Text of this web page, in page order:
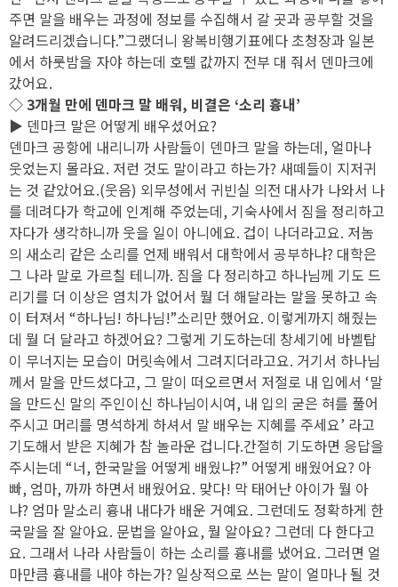
주면 말을 배우는 과정에 정보를 수집해서 갈 곳과 공부할 것을
알려드리겠습니다.”그랬더니 왕복비행기표에다 초청장과 일본
에서 하룻밤을 자야 하는데 호텔 값까지 전부 대 줘서 덴마크에
갔어요.
◇ 3개월 만에 덴마크 말 배워, 비결은 ‘소리 흉내’
▶ 덴마크 말은 어떻게 배우셨어요?
덴마크 공항에 내리니까 사람들이 덴마크 말을 하는데, 얼마나
웃었는지 몰라요. 저런 것도 말이라고 하는가? 새떼들이 지저귀
는 것 같았어요.(웃음) 외무성에서 귀빈실 의전 대사가 나와서 나
를 데려다가 학교에 인계해 주었는데, 기숙사에서 짐을 정리하고
자다가 생각하니까 웃을 일이 아니에요. 겁이 나더라고요. 저놈
의 새소리 같은 소리를 언제 배워서 대학에서 공부하냐? 대학은
그 나라 말로 가르칠 테니까. 짐을 다 정리하고 하나님께 기도 드
리기를 더 이상은 염치가 없어서 뭘 더 해달라는 말을 못하고 속
이 터져서 “하나님! 하나님!”소리만 했어요. 이렇게까지 해줬는
데 뭘 더 달라고 하겠어요? 그렇게 기도하는데 창세기에 바벨탑
이 무너지는 모습이 머릿속에서 그려지더라고요. 거기서 하나님
께서 말을 만드셨다고, 그 말이 떠오르면서 저절로 내 입에서 ‘말
을 만드신 말의 주인이신 하나님이시여, 내 입의 굳은 혀를 풀어
주시고 머리를 명석하게 하셔서 말 배우는 지혜를 주세요’ 라고
기도해서 받은 지혜가 참 놀라운 겁니다.간절히 기도하면 응답을
주시는데 “너, 한국말을 어떻게 배웠냐?” 어떻게 배웠어요? 아
빠, 엄마, 까까 하면서 배웠어요. 맞다! 막 태어난 아이가 뭘 아
냐? 엄마 말소리 흉내 내다가 배운 거예요. 그런데도 정확하게 한
국말을 잘 알아요. 문법을 알아요, 뭘 알아요? 그런데 다 한다고
요. 그래서 나라 사람들이 하는 소리를 흉내를 냈어요. 그러면 얼
마만큼 흉내를 내야 하는가? 일상적으로 쓰는 말이 얼마나 될 것